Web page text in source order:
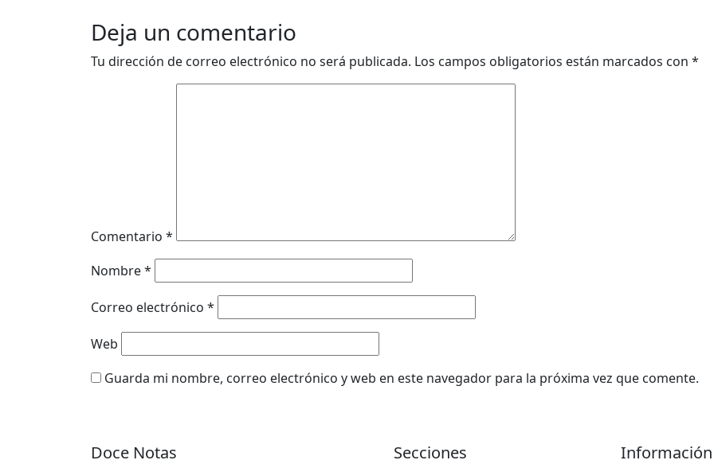
Deja un comentario
Tu dirección de correo electrónico no será publicada. Los campos obligatorios están marcados con *
Comentario *
Nombre*
Correo electrónico *
Web
Guarda mi nombre, correo electrónico y web en este navegador para la próxima vez que comente.
Doce Notas Secciones Información